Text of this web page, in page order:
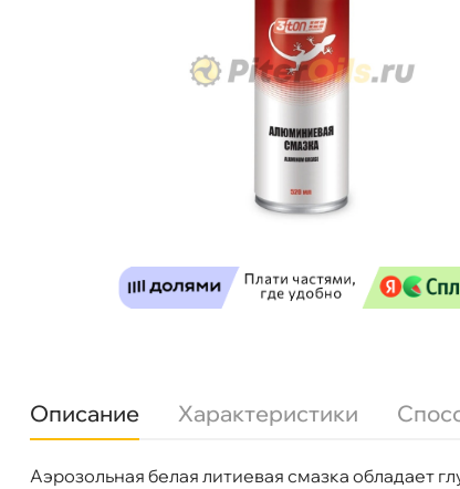
Описание Характеристики
Аэрозольная белая литиевая смазка
Бренд
3TON
3TON TC-524 Смазка алюминиевая